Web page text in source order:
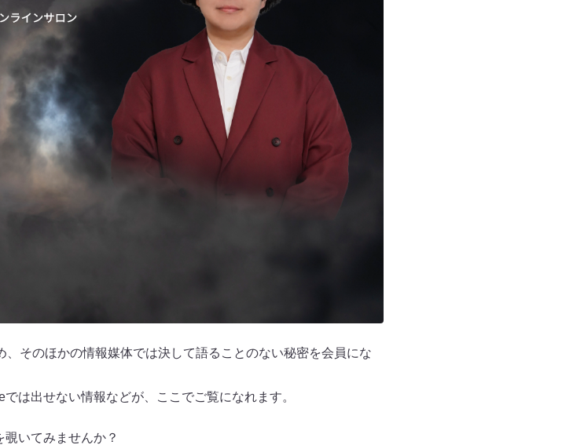
そのほかの情報媒体では決して語ることのない秘密を会員にな
は出せない情報などが、ここでご覧になれます。
いてみませんか？